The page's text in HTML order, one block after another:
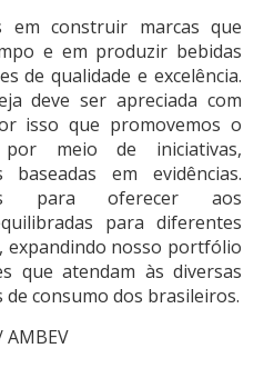
em construir marcas que
e em produzir bebidas
de qualidade e excelência.
deve ser apreciada com
isso que promovemos o
por meio de iniciativas,
baseadas em evidências.
para oferecer aos
para diferentes
expandindo nosso portfólio
que atendam às diversas
consumo dos brasileiros.